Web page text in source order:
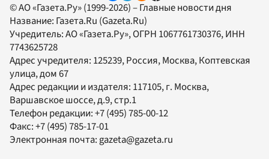
© АО «Газета.Ру» (1999-2026) – Главные новости дня
Название: Газета.Ru (Gazeta.Ru)
Учредитель:АО «Газета.Ру», ОГРН 1067761730376, ИНН
7743625728
Адрес учредителя: 125239, Россия, Москва, Коптевская
улица, дом 67
Адрес редакции и издателя: 117105, г. Москва,
Варшавское шоссе, д.9, стр.1
Телефон редакции:+7 (495) 785-00-12
Факс:+7 (495) 785-17-01
Электронная почта:gazeta@gazeta.ru